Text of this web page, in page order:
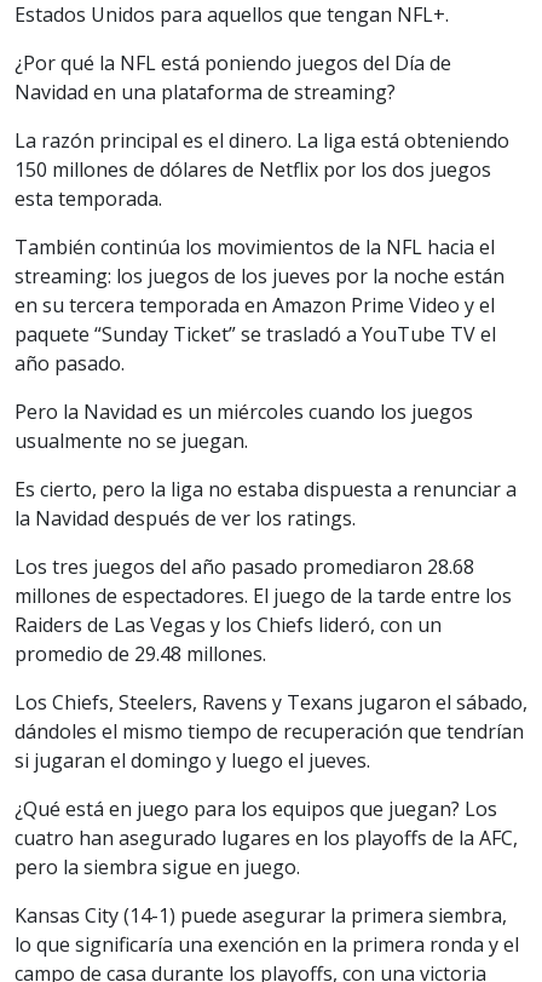
Estados Unidos para aquellos que tengan NFL+.
¿Por qué la NFL está poniendo juegos del Día de
Navidad en una plataforma de streaming?
La razón principal es el dinero. La liga está obteniendo
150 millones de dólares de Netflix por los dos juegos
esta temporada.
También continúa los movimientos de la NFL hacia el
streaming: los juegos de los jueves por la noche están
en su tercera temporada en Amazon Prime Video y el
paquete “Sunday Ticket” se trasladó a YouTube TV el
año pasado.
Pero la Navidad es un miércoles cuando los juegos
usualmente no se juegan.
Es cierto, pero la liga no estaba dispuesta a renunciar a
la Navidad después de ver los ratings.
Los tres juegos del año pasado promediaron 28.68
millones de espectadores. El juego de la tarde entre los
Raiders de Las Vegas y los Chiefs lideró, con un
promedio de 29.48 millones.
Los Chiefs, Steelers, Ravens y Texans jugaron el sábado,
dándoles el mismo tiempo de recuperación que tendrían
si jugaran el domingo y luego el jueves.
¿Qué está en juego para los equipos que juegan? Los
cuatro han asegurado lugares en los playoffs de la AFC,
pero la siembra sigue en juego.
Kansas City (14-1) puede asegurar la primera siembra,
lo que significaría una exención en la primera ronda y el
campo de casa durante los playoffs, con una victoria